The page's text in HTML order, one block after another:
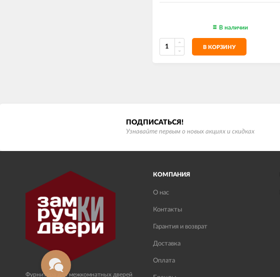
В наличии
В КОРЗИНУ
ПОДПИСАТЬСЯ!
Узнавайте первым о новых акциях и скидках
Фурнитура для межкомнатных дверей
КОМПАНИЯ
О нас
Контакты
Гарантия и возврат
Доставка
Оплата